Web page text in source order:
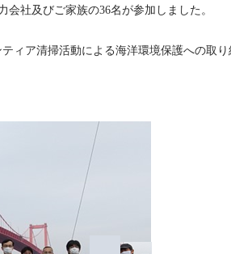
社及びご家族の36名が参加しました。
ィア清掃活動による海洋環境保護への取り